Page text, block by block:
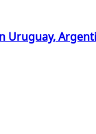
Uruguay,